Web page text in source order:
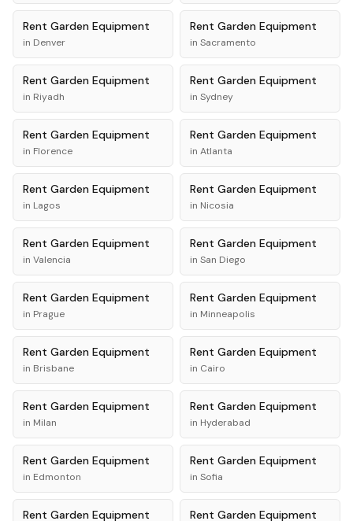
Rent Garden Equipment
in Denver
Rent Garden Equipment
in Sacramento
Rent Garden Equipment
in Riyadh
Rent Garden Equipment
in Sydney
Rent Garden Equipment
in Florence
Rent Garden Equipment
in Atlanta
Rent Garden Equipment
in Lagos
Rent Garden Equipment
in Nicosia
Rent Garden Equipment
in Valencia
Rent Garden Equipment
in San Diego
Rent Garden Equipment
in Prague
Rent Garden Equipment
in Minneapolis
Rent Garden Equipment
in Brisbane
Rent Garden Equipment
in Cairo
Rent Garden Equipment
in Milan
Rent Garden Equipment
in Hyderabad
Rent Garden Equipment
in Edmonton
Rent Garden Equipment
in Sofia
Rent Garden Equipment Rent Garden Equipment